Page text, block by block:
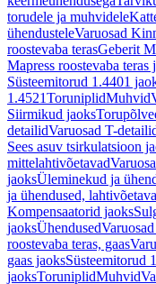
torudele ja muhvidele
ühendusteleVaruosad
roostevaba terasGeberit
Mapress roostevaba teras
Süsteemitorud 1.4401
1.4521ToruniplidMuhvid
Siirmikud jaoks
detailidVaruosad T-
Sees asuv tsirkulatsioon
mittelahtivõetavad
jaoksÜleminekud ja
ja ühendused,
Kompensaatorid jaoks
jaoksÜhendused
roostevaba teras, gaas
gaas jaoksSüsteemitorud
jaoksToruniplidMuhvid